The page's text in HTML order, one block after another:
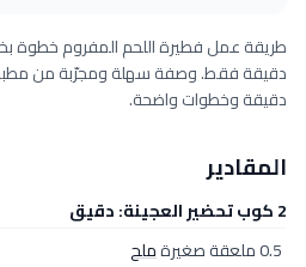
دقيقة وخطوات واضحة.
المقادير
2 كوب تحضير العجينة: دقيق
0.5 ملعقة صغيرة
ملح